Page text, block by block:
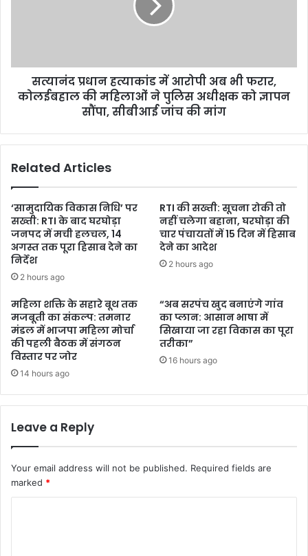
सत्यानंद प्रधान हत्याकांड में आरोपी अब भी फरार,
कोलईबहाल की महिलाओं ने पुलिस अधीक्षक को ज्ञापन
सौंपा, सीबीआई जांच की मांग
Related Articles
‘सामुदायिक विकास निधि’ पर
सख्ती: RTI के बाद घरघोड़ा
जनपद में मची हलचल, 14
अगस्त तक पूरा हिसाब देने का
निर्देश
2 hours ago
RTI की सख्ती: सूचना रोकी तो
नहीं चलेगा बहाना, घरघोड़ा की
चार पंचायतों में 15 दिन में हिसाब
देने का आदेश
2 hours ago
महिला शक्ति के सहारे बूथ तक
मजबूती का संकल्प: तमनार
मंडल में भाजपा महिला मोर्चा
की पहली बैठक में संगठन
विस्तार पर जोर
14 hours ago
“अब सरपंच खुद बनाएंगे गांव
का प्लान: आसान भाषा में
सिखाया जा रहा विकास का पूरा
तरीका”
16 hours ago
Leave a Reply
Your email address will not be published. Required fields are
marked *